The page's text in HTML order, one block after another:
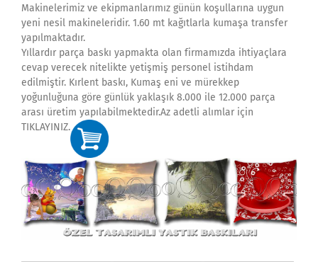
Makinelerimiz ve ekipmanlarımız günün koşullarına uygun
yeni nesil makineleridir. 1.60 mt kağıtlarla kumaşa transfer
yapılmaktadır.
Yıllardır parça baskı yapmakta olan firmamızda ihtiyaçlara
cevap verecek nitelikte yetişmiş personel istihdam
edilmiştir. Kırlent baskı, Kumaş eni ve mürekkep
yoğunluğuna göre günlük yaklaşık 8.000 ile 12.000 parça
arası üretim yapılabilmektedir.Az adetli alımlar için
TIKLAYINIZ.